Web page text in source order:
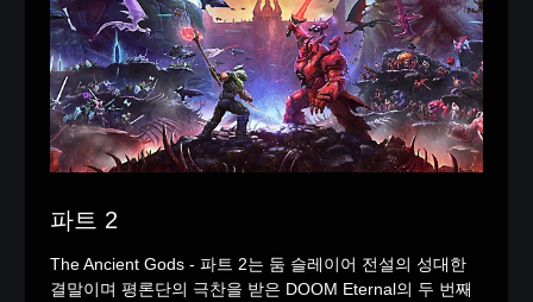
파트 2
The Ancient Gods - 파트 2는 둠 슬레이어 전설의 성대한
결말이며 평론단의 극찬을 받은 DOOM Eternal의 두 번째